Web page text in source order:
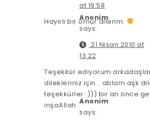
at 19:58
Hayırlı bir ömür dilerim.
Anonim
says:
21 Nisan 2010 at
13:22
Teşekkür ediyorum
dilekleriniz için… ablam aşk
teşekkürler :))) bir an önce
inşaAllah Anonim
says: